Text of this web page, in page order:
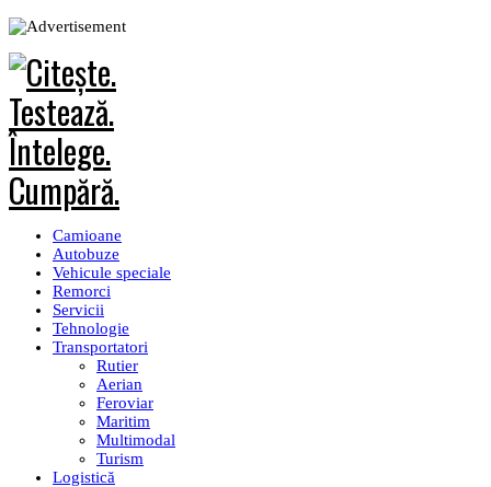
Camioane
Autobuze
Vehicule speciale
Remorci
Servicii
Tehnologie
Transportatori
Rutier
Aerian
Feroviar
Maritim
Multimodal
Turism
Logistică